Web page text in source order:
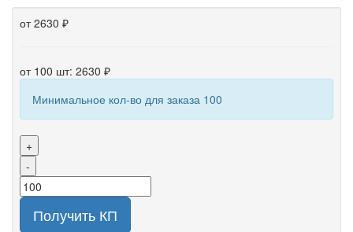
от 2630 ₽
от 100 шт: 2630 ₽
Минимальное кол-во для заказа 100
+
-
Получить КП